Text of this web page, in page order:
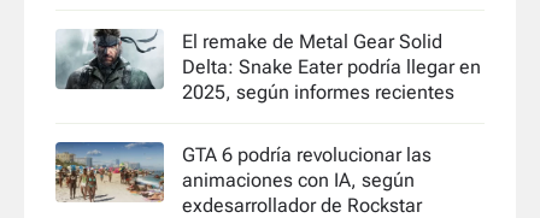
El remake de Metal Gear Solid
Delta: Snake Eater podría llegar en
2025, según informes recientes
GTA 6 podría revolucionar las
animaciones con IA, según
exdesarrollador de Rockstar